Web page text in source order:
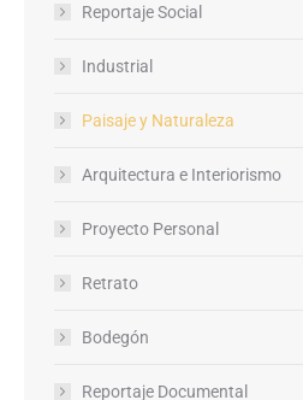
Reportaje Social
Industrial
Paisaje y Naturaleza
Arquitectura e Interiorismo
Proyecto Personal
Retrato
Bodegón
Reportaje Documental